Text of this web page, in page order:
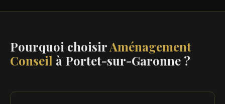
Pourquoi choisirAménagement
Conseil à Portet-sur-Garonne ?